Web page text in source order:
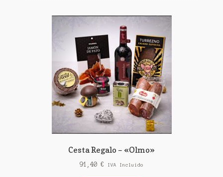
Cesta Regalo – «Olmo»
91,40 € IVA Incluido